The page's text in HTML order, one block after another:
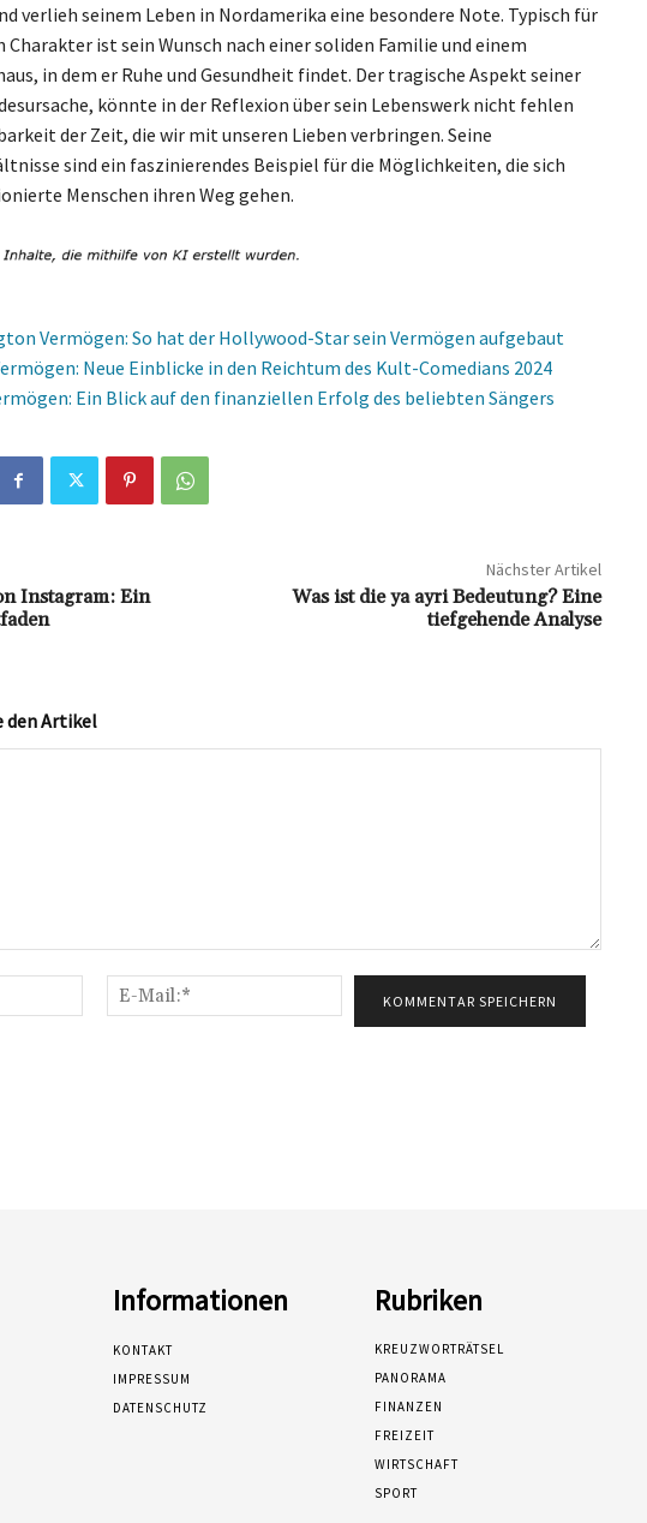
verlieh seinem Leben in Nordamerika eine besondere Note. Typisch für
Charakter ist sein Wunsch nach einer soliden Familie und einem
in dem er Ruhe und Gesundheit findet. Der tragische Aspekt seiner
könnte in der Reflexion über sein Lebenswerk nicht fehlen
der Zeit, die wir mit unseren Lieben verbringen. Seine
sind ein faszinierendes Beispiel für die Möglichkeiten, die sich
Menschen ihren Weg gehen.
Vermögen: So hat der Hollywood-Star sein Vermögen aufgebaut
Neue Einblicke in den Reichtum des Kult-Comedians 2024
Ein Blick auf den finanziellen Erfolg des beliebten Sängers
Instagram: Ein
Nächster Artikel
Was ist die ya ayri Bedeutung? Eine
tiefgehende Analyse
den Artikel
Name:*
Mail:*
Informationen
KONTAKT
IMPRESSUM
DATENSCHUTZ
Rubriken
KREUZWORTRÄTSEL
PANORAMA
FINANZEN
FREIZEIT
WIRTSCHAFT
SPORT